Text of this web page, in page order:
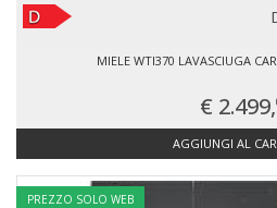
MIELE WTI370 LAVASCIUGA
€ 2.499,
AGGIUNGI AL
PREZZO SOLO WEB